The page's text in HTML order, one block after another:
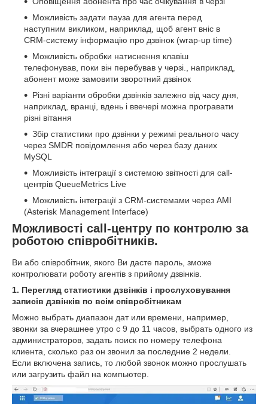
Можливість задати пауза для агента перед
наступним викликом, наприклад, щоб агент вніс в
CRM-систему інформацію про дзвінок (wrap-up time)
Можливість обробки натиснення клавіш
телефонував, поки він перебував у черзі., наприклад,
абонент може замовити зворотний дзвінок
Різні варіанти обробки дзвінків залежно від часу дня,
наприклад, вранці, вдень і ввечері можна програвати
різні вітання
Збір статистики про дзвінки у режимі реального часу
через SMDR повідомлення або через базу даних
MySQL
Можливість інтеграції з системою звітності для call-
центрів QueueMetrics Live
Можливість інтеграції з CRM-системами через AMI
(Asterisk Management Interface)
Можливості call-центру по контролю за
роботою співробітників.
Ви або співробітник, якого Ви дасте пароль, зможе
контролювати роботу агентів з прийому дзвінків.
1. Перегляд статистики дзвінків і прослуховування
записів дзвінків по всім співробітникам
Можно выбрать диапазон дат или времени, например,
звонки за вчерашнее утро с 9 до 11 часов, выбрать одного из
администраторов, задать поиск по номеру телефона
клиента, сколько раз он звонил за последние 2 недели.
Если включена запись, то любой звонок можно прослушать
или загрузить файл на компьютер.